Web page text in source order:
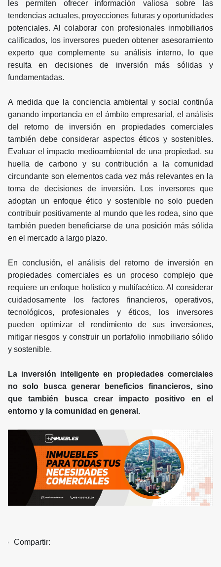
les permiten ofrecer información valiosa sobre las
tendencias actuales, proyecciones futuras y oportunidades
potenciales. Al colaborar con profesionales inmobiliarios
calificados, los inversores pueden obtener asesoramiento
experto que complemente su análisis interno, lo que
resulta en decisiones de inversión más sólidas y
fundamentadas.
A medida que la conciencia ambiental y social continúa
ganando importancia en el ámbito empresarial, el análisis
del retorno de inversión en propiedades comerciales
también debe considerar aspectos éticos y sostenibles.
Evaluar el impacto medioambiental de una propiedad, su
huella de carbono y su contribución a la comunidad
circundante son elementos cada vez más relevantes en la
toma de decisiones de inversión. Los inversores que
adoptan un enfoque ético y sostenible no solo pueden
contribuir positivamente al mundo que les rodea, sino que
también pueden beneficiarse de una posición más sólida
en el mercado a largo plazo.
En conclusión, el análisis del retorno de inversión en
propiedades comerciales es un proceso complejo que
requiere un enfoque holístico y multifacético. Al considerar
cuidadosamente los factores financieros, operativos,
tecnológicos, profesionales y éticos, los inversores
pueden optimizar el rendimiento de sus inversiones,
mitigar riesgos y construir un portafolio inmobiliario sólido
y sostenible.
La inversión inteligente en propiedades comerciales
no solo busca generar beneficios financieros, sino
que también busca crear impacto positivo en el
entorno y la comunidad en general.
Compartir: